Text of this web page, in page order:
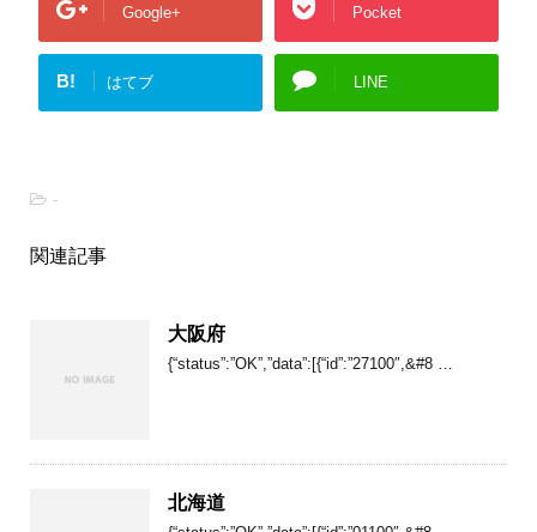
Google+ Pocket
B! はてブ LINE
-
関連記事
大阪府
{“status”:”OK”,”data”:[{“id”:”27100″,&#8 …
北海道